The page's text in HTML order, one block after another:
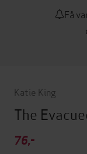
Få
Katie King
The
76,-